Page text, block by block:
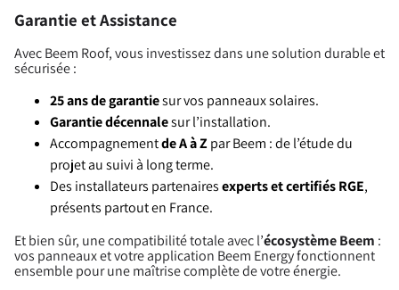
Garantie et Assistance
Avec Beem Roof, vous investissez dans une solution durable et
sécurisée :
25 ans de garantiesur vos panneaux solaires.
Garantie décennalesur l’installation.
Accompagnementde A à Zpar Beem : de l’étude du
projet au suivi à long terme.
Des installateurs partenairesexperts et certifiés RGE,
présents partout en France.
Et bien sûr, une compatibilité totale avec l’écosystème Beem :
vos panneaux et votre application Beem Energy fonctionnent
ensemble pour une maîtrise complète de votre énergie.